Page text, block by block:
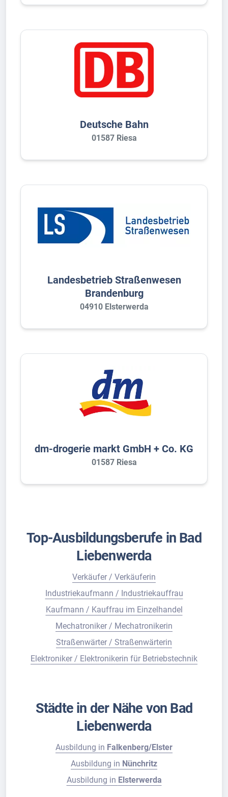
Deutsche Bahn
01587 Riesa
Landesbetrieb Straßenwesen
Brandenburg
04910 Elsterwerda
dm-drogerie markt GmbH + Co. KG
01587 Riesa
Top-Ausbildungsberufe in Bad
Liebenwerda
Verkäufer / Verkäuferin
Industriekaufmann / Industriekauffrau
Kaufmann / Kauffrau im Einzelhandel
Mechatroniker / Mechatronikerin
Straßenwärter / Straßenwärterin
Elektroniker / Elektronikerin für Betriebstechnik
Städte in der Nähe von Bad
Liebenwerda
Ausbildung in Falkenberg/Elster
Ausbildung in Nünchritz
Ausbildung in Elsterwerda